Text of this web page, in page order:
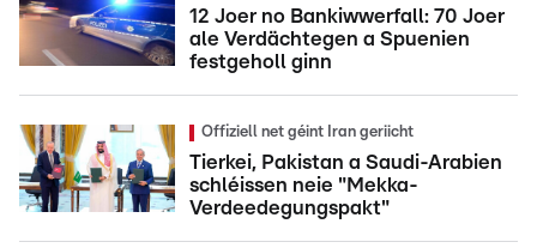
12 Joer no Bankiwwerfall: 70 Joer
ale Verdächtegen a Spuenien
festgeholl ginn
Offiziell net géint Iran geriicht
Tierkei, Pakistan a Saudi-Arabien
schléissen neie "Mekka-
Verdeedegungspakt"